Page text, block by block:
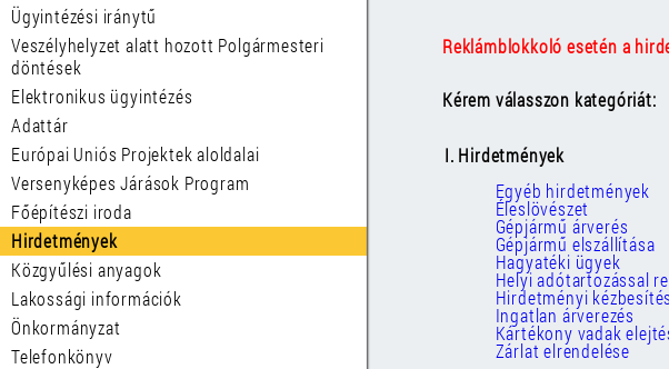
Ügyintézési iránytű
Veszélyhelyzet alatt hozott Polgármesteri
döntések
Elektronikus ügyintézés
Adattár
Európai Uniós Projektek aloldalai
Versenyképes Járások Program
Főépítészi iroda
Hirdetmények
Közgyűlési anyagok
Lakossági információk
Önkormányzat
Telefonkönyv
Reklámblokkoló esetén a
Kérem válasszon kategóriát:
I. Hirdetmények
Egyéb hirdetmények
Éleslövészet
Gépjármű árverés
Gépjármű elszállítása
Hagyatéki ügyek
Helyi adótartozással
Hirdetményi kézbesítés
Ingatlan árverezés
Kártékony vadak
Zárlat elrendelése